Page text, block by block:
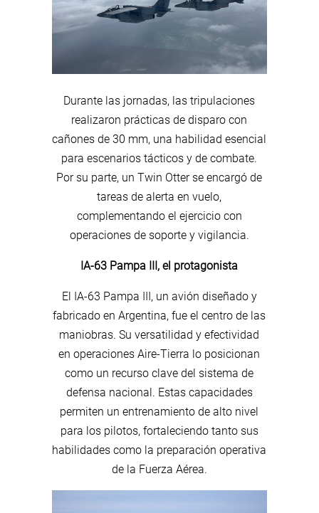
Durante las jornadas, las tripulaciones
realizaron prácticas de disparo con
cañones de 30 mm, una habilidad esencial
para escenarios tácticos y de combate.
Por su parte, un Twin Otter se encargó de
tareas de alerta en vuelo,
complementando el ejercicio con
operaciones de soporte y vigilancia.
IA-63 Pampa III, el protagonista
El IA-63 Pampa III, un avión diseñado y
fabricado en Argentina, fue el centro de las
maniobras. Su versatilidad y efectividad
en operaciones Aire-Tierra lo posicionan
como un recurso clave del sistema de
defensa nacional. Estas capacidades
permiten un entrenamiento de alto nivel
para los pilotos, fortaleciendo tanto sus
habilidades como la preparación operativa
de la Fuerza Aérea.